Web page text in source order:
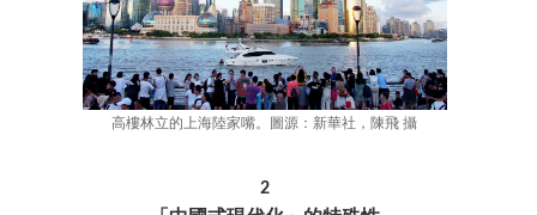
高樓林立的上海陸家嘴。圖源：新華社，陳飛 攝
2